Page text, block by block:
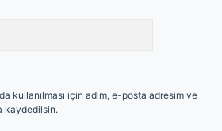
kullanılması için adım, e-posta adresim ve
kaydedilsin.